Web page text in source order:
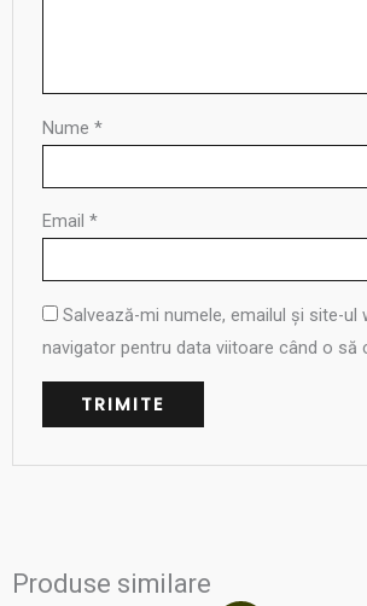
Nume*
Email*
Salvează-mi numele, emailul și site-ul
navigator pentru data viitoare când o să
Produse similare